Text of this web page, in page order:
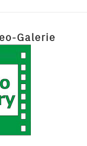
Galerie